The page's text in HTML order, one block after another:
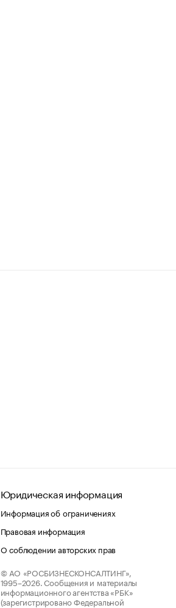
Юридическая информация
Информация об ограничениях
Правовая информация
О соблюдении авторских прав
© АО «РОСБИЗНЕСКОНСАЛТИНГ»,
1995–2026. Сообщения и материалы
информационного агентства «РБК»
(зарегистрировано Федеральной